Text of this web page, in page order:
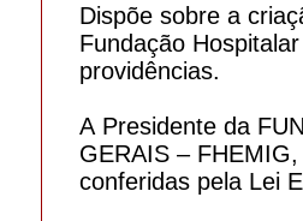
Dispõe sobre a
Fundação
providências.
A Presidente da
GERAIS –
conferidas pela Lei